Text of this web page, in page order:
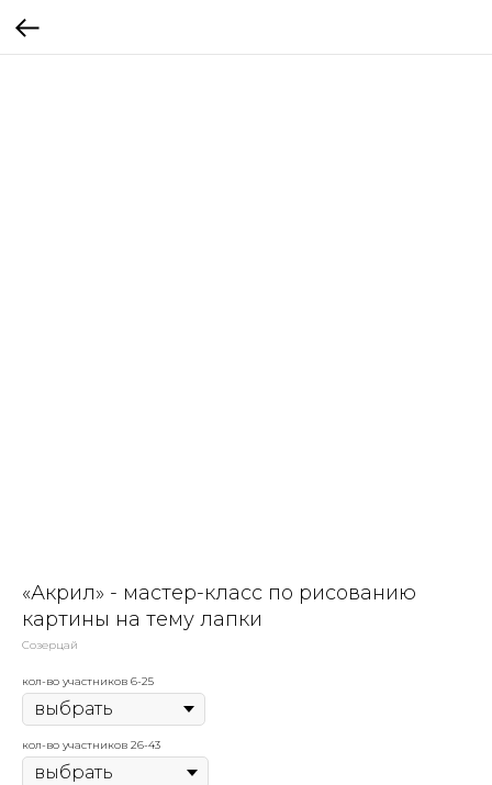
«Акрил» - мастер-класс по рисованию
картины на тему лапки
Созерцай
кол-во участников 6-25
кол-во участников 26-43